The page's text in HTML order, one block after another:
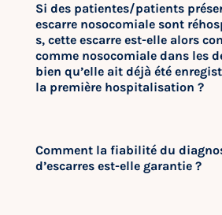
Si des patientes/patients
escarre nosocomiale sont
s, cette escarre est-elle alors
comme nosocomiale dans les
bien qu’elle ait déjà été
la première hospitalisation ?
Comment la fiabilité du
d’escarres est-elle garantie ?